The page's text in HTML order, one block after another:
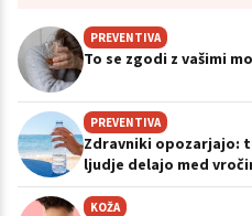
PREVENTIVA
To se zgodi z vašimi
PREVENTIVA
Zdravniki opozarjajo:
ljudje delajo med
KOŽA